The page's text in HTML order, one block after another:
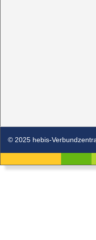
© 2025 hebis-